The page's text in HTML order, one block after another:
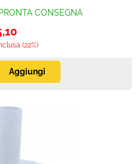
PRONTA CONSEGNA
(22%)